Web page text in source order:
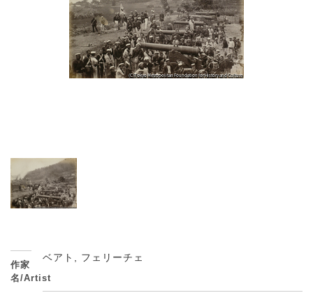
作家
名/Artist
ベアト, フェリーチェ